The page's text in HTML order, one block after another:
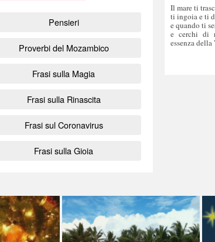
Pensieri
Proverbi del Mozambico
Frasi sulla Magia
Frasi sulla Rinascita
Frasi sul Coronavirus
Frasi sulla Gioia
Il mare ti
ti ingoia e ti
e quando ti
e cerchi di
essenza